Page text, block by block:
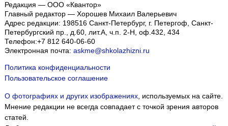
Редакция — ООО «Квантор»
Главный редактор — Хорошев Михаил Валерьевич
Адрес редакции: 198516 Санкт-Петербург, г. Петергоф, Санкт-
Петербургский пр., д.60, лит.А, ч.п. 2-Н, оф.432, 434
Телефон:+7 812 640-06-60
Электронная почта: askme@shkolazhizni.ru
Политика конфиденциальности
Пользовательское соглашение
О фотографиях и других изображениях, используемых на сайте.
Мнение редакции не всегда совпадает с точкой зрения авторов
статей.